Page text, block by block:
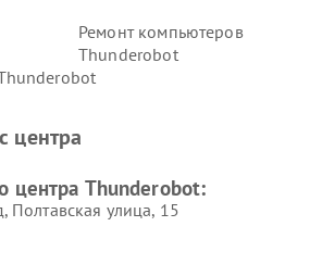
Ремонт компьютеров
Thunderobot
центра
центра Thunderobot:
Полтавская улица, 15